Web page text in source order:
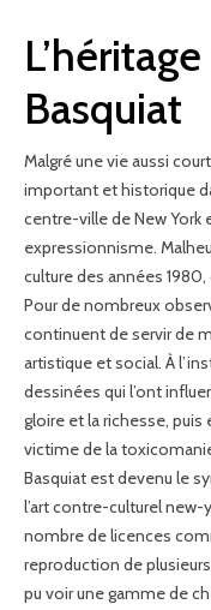
Basquiat
Malgré une vie aussi
important et historique
centre-ville de New York
expressionnisme.
culture des années
Pour de nombreux
continuent de servir de
artistique et social. À
dessinées qui l’ont
gloire et la richesse,
victime de la
Basquiat est devenu le
l’art contre-culturel
nombre de licences
reproduction de
pu voir une gamme de